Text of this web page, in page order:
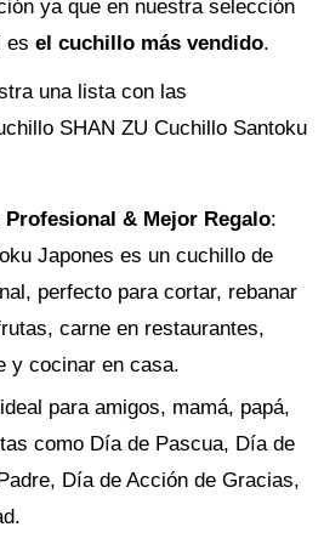
ya que en nuestra selección
es el cuchillo más vendido.
una lista con las
SHAN ZU Cuchillo Santoku
& Mejor Regalo:
Japones es un cuchillo de
perfecto para cortar, rebanar
carne en restaurantes,
y cocinar en casa.
para amigos, mamá, papá,
como Día de Pascua, Día de
Día de Acción de Gracias,